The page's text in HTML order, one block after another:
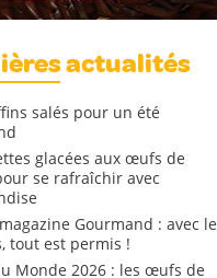
actualités
salés pour un été
glacées aux œufs de
se rafraîchir avec
Gourmand : avec le
tout est permis !
Monde 2026 : les œufs de